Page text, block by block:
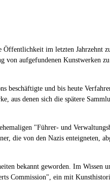
im letzten Jahrzehnt
von aufgefundenen Kunstwerken
und bis heute
denen sich die spätere
"Führer- und
die von den Nazis enteigneten,
bekannt geworden. Im Wissen
Commission", ein mit